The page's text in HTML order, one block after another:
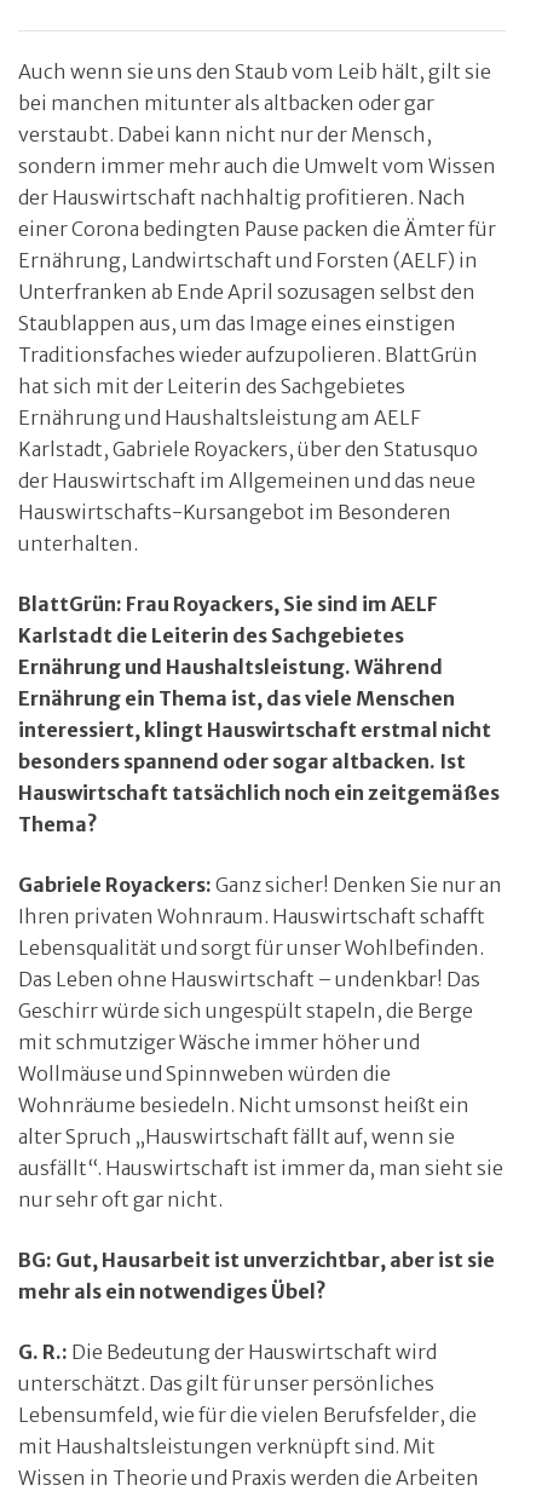
Auch wenn sie uns den Staub vom Leib hält, gilt sie
bei manchen mitunter als altbacken oder gar
verstaubt. Dabei kann nicht nur der Mensch,
sondern immer mehr auch die Umwelt vom Wissen
der Hauswirtschaft nachhaltig profitieren. Nach
einer Corona bedingten Pause packen die Ämter für
Ernährung, Landwirtschaft und Forsten (AELF) in
Unterfranken ab Ende April sozusagen selbst den
Staublappen aus, um das Image eines einstigen
Traditionsfaches wieder aufzupolieren. BlattGrün
hat sich mit der Leiterin des Sachgebietes
Ernährung und Haushaltsleistung am AELF
Karlstadt, Gabriele Royackers, über den Statusquo
der Hauswirtschaft im Allgemeinen und das neue
Hauswirtschafts-Kursangebot im Besonderen
unterhalten.
BlattGrün: Frau Royackers, Sie sind im AELF
Karlstadt die Leiterin des Sachgebietes
Ernährung und Haushaltsleistung. Während
Ernährung ein Thema ist, das viele Menschen
interessiert, klingt Hauswirtschaft erstmal nicht
besonders spannend oder sogar altbacken. Ist
Hauswirtschaft tatsächlich noch ein zeitgemäßes
Thema?
Gabriele Royackers: Ganz sicher! Denken Sie nur an
Ihren privaten Wohnraum. Hauswirtschaft schafft
Lebensqualität und sorgt für unser Wohlbefinden.
Das Leben ohne Hauswirtschaft – undenkbar! Das
Geschirr würde sich ungespült stapeln, die Berge
mit schmutziger Wäsche immer höher und
Wollmäuse und Spinnweben würden die
Wohnräume besiedeln. Nicht umsonst heißt ein
alter Spruch „Hauswirtschaft fällt auf, wenn sie
ausfällt“. Hauswirtschaft ist immer da, man sieht sie
nur sehr oft gar nicht.
BG: Gut, Hausarbeit ist unverzichtbar, aber ist sie
mehr als ein notwendiges Übel?
G. R.: Die Bedeutung der Hauswirtschaft wird
unterschätzt. Das gilt für unser persönliches
Lebensumfeld, wie für die vielen Berufsfelder, die
mit Haushaltsleistungen verknüpft sind. Mit
Wissen in Theorie und Praxis werden die Arbeiten